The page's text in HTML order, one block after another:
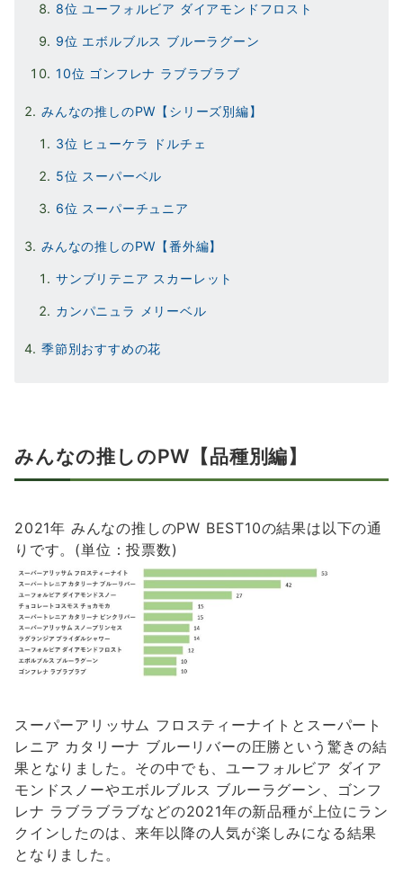
8位 ユーフォルビア ダイアモンドフロスト
9位 エボルブルス ブルーラグーン
10位 ゴンフレナ ラブラブラブ
みんなの推しのPW【シリーズ別編】
3位 ヒューケラ ドルチェ
5位 スーパーベル
6位 スーパーチュニア
みんなの推しのPW【番外編】
サンブリテニア スカーレット
カンパニュラ メリーベル
季節別おすすめの花
みんなの推しのPW【品種別編】
2021年 みんなの推しのPW BEST10の結果は以下の通
りです。(単位：投票数)
スーパーアリッサム フロスティーナイトとスーパート
レニア カタリーナ ブルーリバーの圧勝という驚きの結
果となりました。その中でも、ユーフォルビア ダイア
モンドスノーやエボルブルス ブルーラグーン、ゴンフ
レナ ラブラブラブなどの2021年の新品種が上位にラン
クインしたのは、来年以降の人気が楽しみになる結果
となりました。